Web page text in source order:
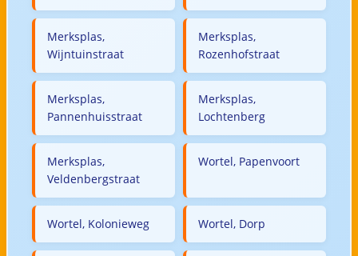
Merksplas,
Wijntuinstraat
Merksplas,
Rozenhofstraat
Merksplas,
Pannenhuisstraat
Merksplas,
Lochtenberg
Merksplas,
Veldenbergstraat
Wortel, Papenvoort
Wortel, Kolonieweg Wortel, Dorp